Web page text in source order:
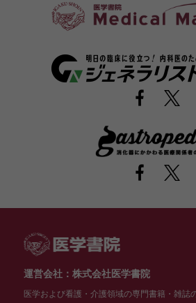
運営会社：株式会社医学書院
医学および看護・介護領域の専門書籍・雑誌